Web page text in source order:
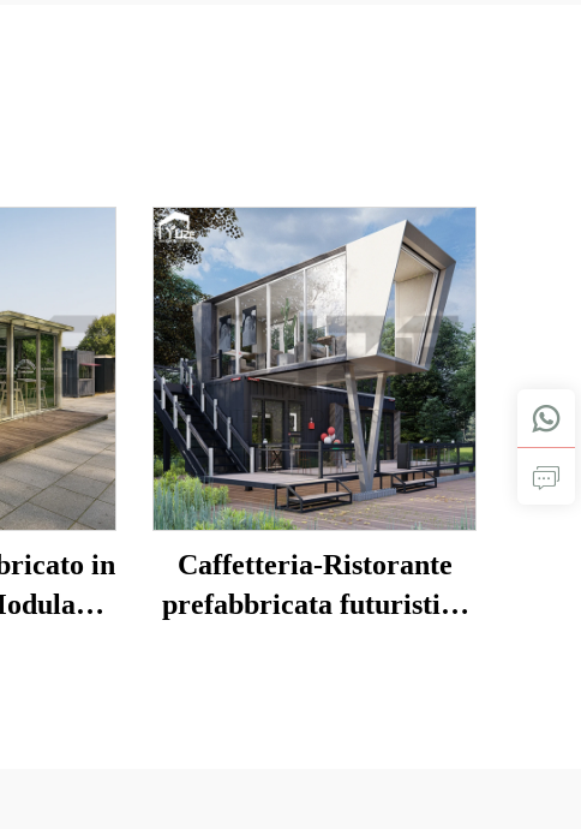
in
Caffetteria-Ristorante
prefabbricata futuristica